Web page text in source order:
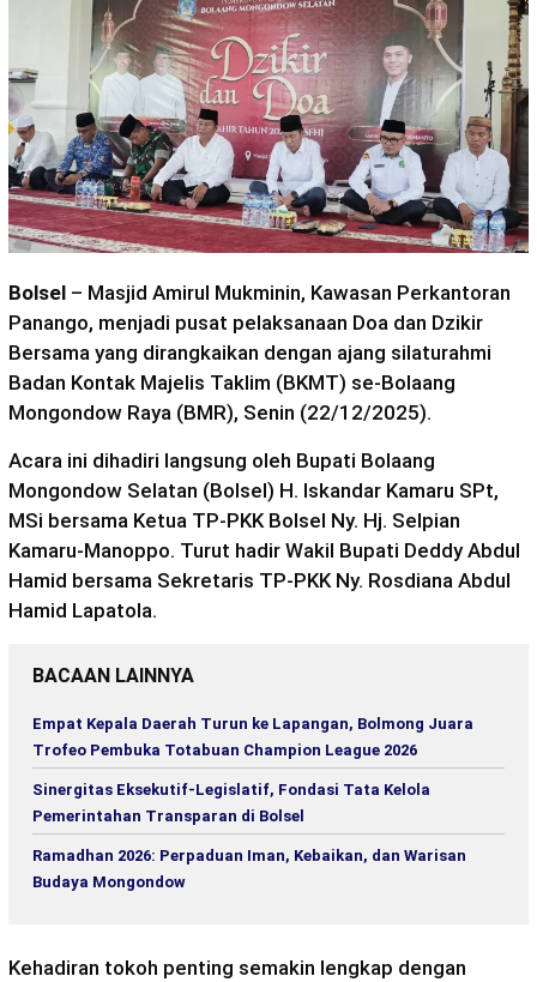
Bolsel – Masjid Amirul Mukminin, Kawasan Perkantoran
Panango, menjadi pusat pelaksanaan Doa dan Dzikir
Bersama yang dirangkaikan dengan ajang silaturahmi
Badan Kontak Majelis Taklim (BKMT) se-Bolaang
Mongondow Raya (BMR), Senin (22/12/2025).
Acara ini dihadiri langsung oleh Bupati Bolaang
Mongondow Selatan (Bolsel) H. Iskandar Kamaru SPt,
MSi bersama Ketua TP-PKK Bolsel Ny. Hj. Selpian
Kamaru-Manoppo. Turut hadir Wakil Bupati Deddy Abdul
Hamid bersama Sekretaris TP-PKK Ny. Rosdiana Abdul
Hamid Lapatola.
BACAAN LAINNYA
Empat Kepala Daerah Turun ke Lapangan, Bolmong Juara
Trofeo Pembuka Totabuan Champion League 2026
Sinergitas Eksekutif-Legislatif, Fondasi Tata Kelola
Pemerintahan Transparan di Bolsel
Ramadhan 2026: Perpaduan Iman, Kebaikan, dan Warisan
Budaya Mongondow
Kehadiran tokoh penting semakin lengkap dengan